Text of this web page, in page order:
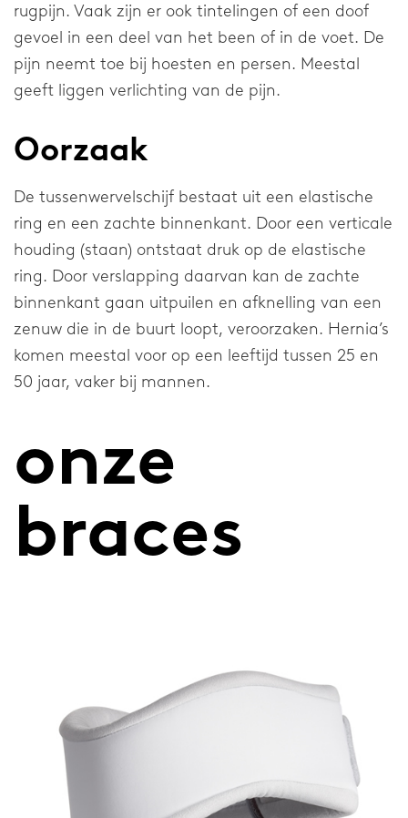
Algemeen
Contact
Distributeurs
Privacyverklaring
Klokkenluiderssysteem
Home
rugpijn. Vaak zijn er ook tintelingen of een doof
gevoel in een deel van het been of in de voet. De
pijn neemt toe bij hoesten en persen. Meestal
geeft liggen verlichting van de pijn.
Oorzaak
De tussenwervelschijf bestaat uit een elastische
ring en een zachte binnenkant. Door een verticale
houding (staan) ontstaat druk op de elastische
ring. Door verslapping daarvan kan de zachte
binnenkant gaan uitpuilen en afknelling van een
zenuw die in de buurt loopt, veroorzaken. Hernia’s
komen meestal voor op een leeftijd tussen 25 en
50 jaar, vaker bij mannen.
onze
braces